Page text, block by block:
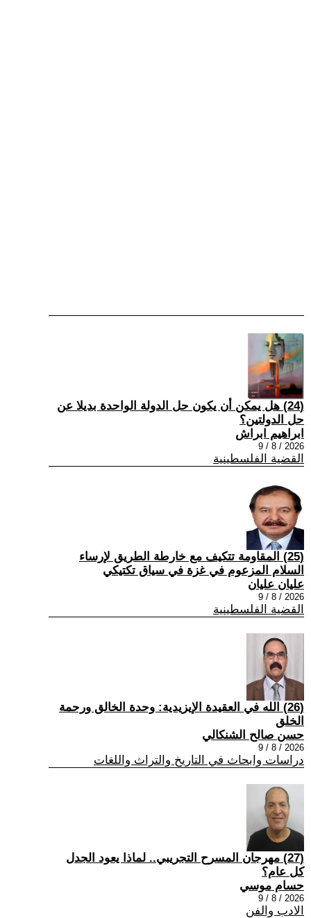
(24) هل يمكن أن يكون حل الدولة الواحدة بديلا عن
حل الدولتين؟
ابراهيم ابراش
2026 / 8 / 9
القضية الفلسطينية
(25) المقاومة تتكيف مع خارطة الطريق لإرساء
السلام المزعوم في غزة في سياق تكتيكي
عليان عليان
2026 / 8 / 9
القضية الفلسطينية
(26) الله في العقيدة الإيزيدية: وحدة الخالق ورحمة
الخلق
حسن صالح الشنكالي
2026 / 8 / 9
دراسات وابحاث في التاريخ والتراث واللغات
(27) مهرجان المسرح التجريبي.. لماذا يعود الجدل
كل عام؟
حسام موسي
2026 / 8 / 9
الادب والفن